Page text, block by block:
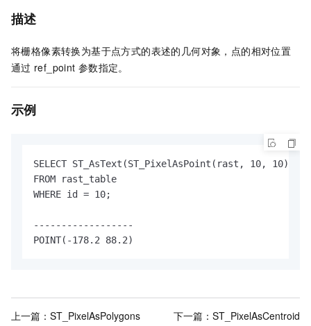
描述
将栅格像素转换为基于点方式的表述的几何对象，点的相对位置
通过 ref_point 参数指定。
示例
SELECT ST_AsText(ST_PixelAsPoint(rast, 10, 10))
FROM rast_table
WHERE id = 10;
------------------
POINT(-178.2 88.2)
上一篇： ST_PixelAsPolygons 下一篇： ST_PixelAsCentroid